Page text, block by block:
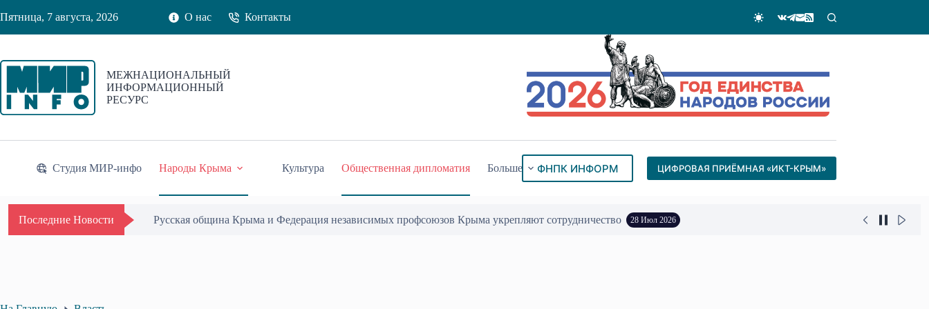
к
Пятница, 7 августа, 2026 О нас Контакты
МЕЖНАЦИОНАЛЬНЫЙ
ИНФОРМАЦИОННЫЙ
РЕСУРС
Студия МИР-инфо Народы Крыма Культура Общественная дипломатия Больше ФНПК ИНФОРМ ЦИФРОВАЯ ПРИЁМНАЯ «ИКТ-КРЫМ»
Последние Новости Русская община Крыма и Федерация независимых профсоюзов Крыма укрепляют сотрудничество 28 Июл 2026